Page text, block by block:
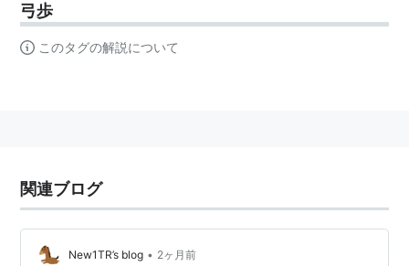
弓歩
このタグの解説について
関連ブログ
New1TR’s blog • 2ヶ月前